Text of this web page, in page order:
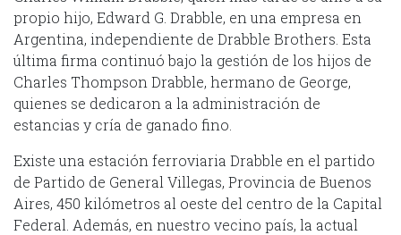
propio hijo, Edward G. Drabble, en una empresa en
Argentina, independiente de Drabble Brothers. Esta
última firma continuó bajo la gestión de los hijos de
Charles Thompson Drabble, hermano de George,
quienes se dedicaron a la administración de
estancias y cría de ganado fino.
Existe una estación ferroviaria Drabble en el partido
de Partido de General Villegas, Provincia de Buenos
Aires, 450 kilómetros al oeste del centro de la Capital
Federal. Además, en nuestro vecino país, la actual